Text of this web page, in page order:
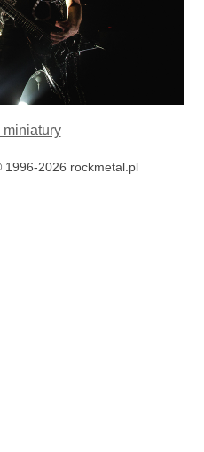
miniatury
2026 rockmetal.pl